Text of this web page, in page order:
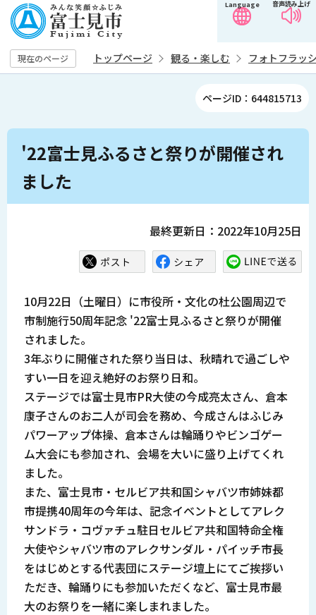
の
ペ
ー
音声読み上げ
Language
現在のページ トップページ 観る・楽しむ フォトフラッ
ページID：644815713
本
か
'22富士見ふるさと祭りが開催され
ました
最終更新日：2022年10月25日
10月22日（土曜日）に市役所・文化の杜公園周辺で
市制施行50周年記念 '22富士見ふるさと祭りが開催
されました。
3年ぶりに開催された祭り当日は、秋晴れで過ごしや
すい一日を迎え絶好のお祭り日和。
ステージでは富士見市PR大使の今成亮太さん、倉本
康子さんのお二人が司会を務め、今成さんはふじみ
パワーアップ体操、倉本さんは輪踊りやビンゴゲー
ム大会にも参加され、会場を大いに盛り上げてくれ
ました。
また、富士見市・セルビア共和国シャバツ市姉妹都
市提携40周年の今年は、記念イベントとしてアレク
サンドラ・コヴァチュ駐日セルビア共和国特命全権
大使やシャバツ市のアレクサンダル・パイッチ市長
をはじめとする代表団にステージ壇上にてご挨拶い
ただき、輪踊りにも参加いただくなど、富士見市最
大のお祭りを一緒に楽しまれました。